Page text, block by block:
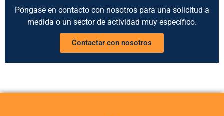
Póngase en contacto con nosotros para una solicitud a
medida o un sector de actividad muy específico.
Contactar con nosotros